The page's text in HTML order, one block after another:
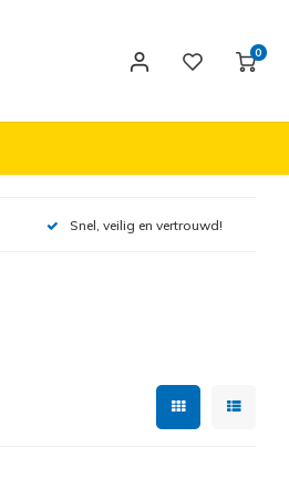
0
Snel, veilig en vertrouwd!